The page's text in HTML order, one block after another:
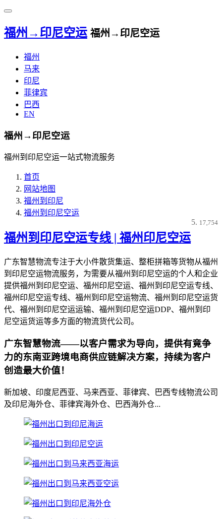
福州→印尼空运 福州→印尼空运
福州
马来
印尼
菲律宾
巴西
EN
福州→印尼空运
福州到印尼空运一站式物流服务
首页
网站地图
福州到印尼
福州到印尼空运
17,754
福州到印尼空运专线 | 福州印尼空运
广东智慧物流专注于大小件散货集运、整柜拼箱等货物从福州
到印尼空运物流服务，为需要从福州到印尼空运的个人和企业
提供福州到印尼空运、福州印尼空运、福州到印尼空运专线、
福州印尼空运专线、福州到印尼空运物流、福州到印尼空运货
代、福州到印尼空运运输、福州到印尼空运DDP、福州到印
尼空运货运等多方面的物流货代公司。
广东智慧物流——以客户需求为导向，提供有竟争
力的东南亚跨境电商供应链解决方案，持续为客户
创造最大价值！
新加坡、印度尼西亚、马来西亚、菲律宾、巴西专线物流公司
及印尼海外仓、菲律宾海外仓、巴西海外仓...